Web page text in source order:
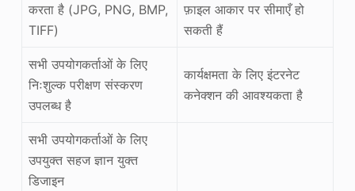
करता है (JPG, PNG, BMP,
TIFF)
फ़ाइल आकार पर सीमाएँ हो
सकती हैं
सभी उपयोगकर्ताओं के लिए
निःशुल्क परीक्षण संस्करण
उपलब्ध है
कार्यक्षमता के लिए इंटरनेट
कनेक्शन की आवश्यकता है
सभी उपयोगकर्ताओं के लिए
उपयुक्त सहज ज्ञान युक्त
डिजाइन